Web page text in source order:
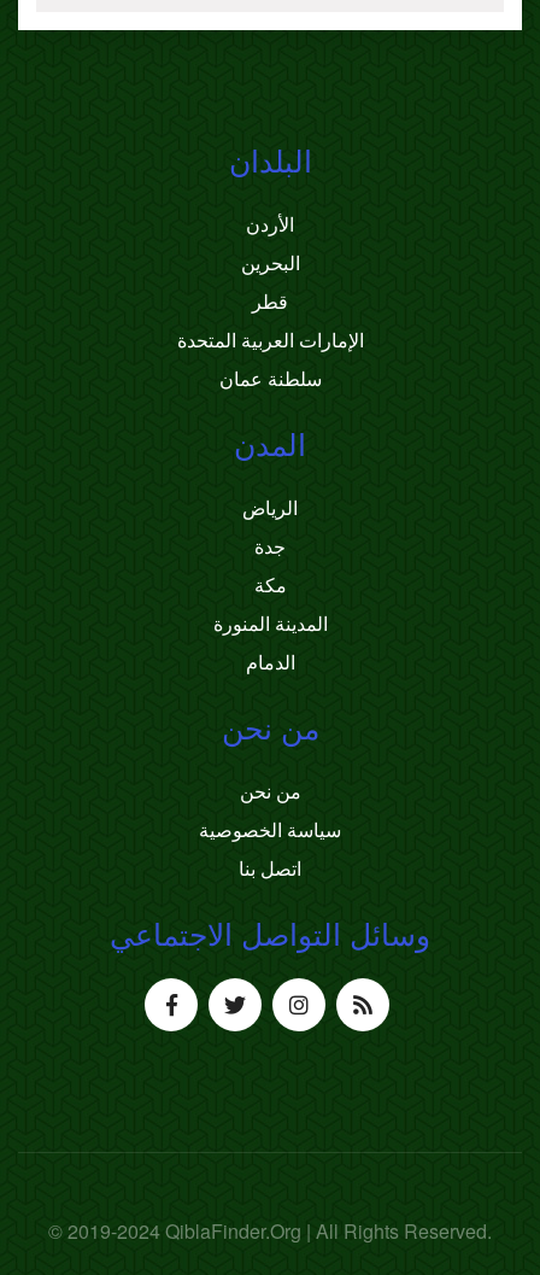
البلدان
الأردن
البحرين
قطر
الإمارات العربية المتحدة
سلطنة عمان
المدن
الرياض
جدة
مكة
المدينة المنورة
الدمام
من نحن
من نحن
سياسة الخصوصية
اتصل بنا
وسائل التواصل الاجتماعي
© 2019-2024 QiblaFinder.Org | All Rights Reserved.